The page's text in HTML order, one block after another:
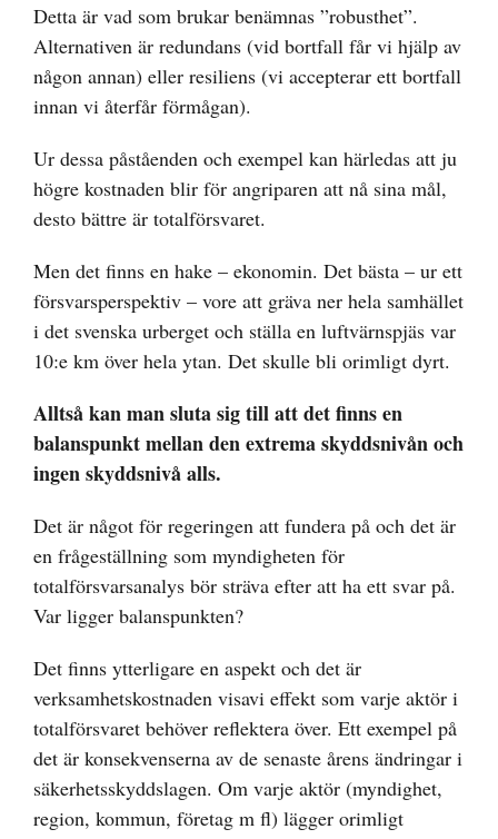
Detta är vad som brukar benämnas ”robusthet”.
Alternativen är redundans (vid bortfall får vi hjälp av
någon annan) eller resiliens (vi accepterar ett bortfall
innan vi återfår förmågan).
Ur dessa påståenden och exempel kan härledas att ju
högre kostnaden blir för angriparen att nå sina mål,
desto bättre är totalförsvaret.
Men det finns en hake – ekonomin. Det bästa – ur ett
försvarsperspektiv – vore att gräva ner hela samhället
i det svenska urberget och ställa en luftvärnspjäs var
10:e km över hela ytan. Det skulle bli orimligt dyrt.
Alltså kan man sluta sig till att det finns en
balanspunkt mellan den extrema skyddsnivån och
ingen skyddsnivå alls.
Det är något för regeringen att fundera på och det är
en frågeställning som myndigheten för
totalförsvarsanalys bör sträva efter att ha ett svar på.
Var ligger balanspunkten?
Det finns ytterligare en aspekt och det är
verksamhetskostnaden visavi effekt som varje aktör i
totalförsvaret behöver reflektera över. Ett exempel på
det är konsekvenserna av de senaste årens ändringar i
säkerhetsskyddslagen. Om varje aktör (myndighet,
region, kommun, företag m fl) lägger orimligt